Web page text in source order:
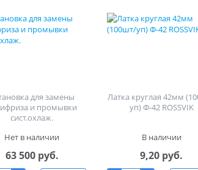
для замены
и промывки
сист.охлаж.
Нет в наличии
63 500 руб.
Латка круглая 42мм
уп) Ф-42 ROSSVIK
В наличии
9,20 руб.